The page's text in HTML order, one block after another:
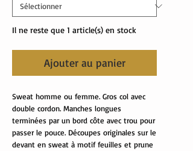
Il ne reste que 1 article(s) en stock
Ajouter au panier
Sweat homme ou femme. Gros col avec
double cordon. Manches longues
terminées par un bord côte avec trou pour
passer le pouce. Découpes originales sur le
devant en sweat à motif feuilles et prune